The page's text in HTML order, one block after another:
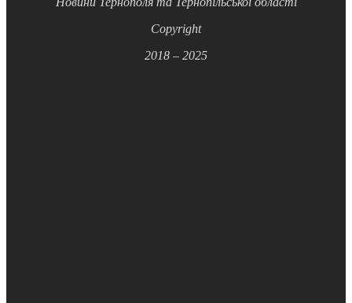
Copyright
2018 – 2025